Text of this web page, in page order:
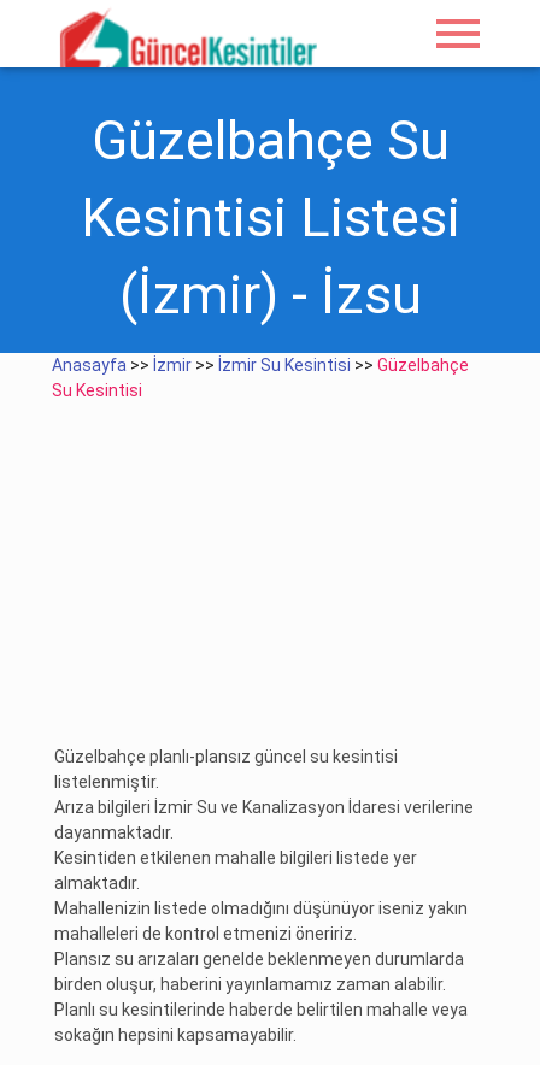
menu
Güzelbahçe Su
Kesintisi Listesi
(İzmir) - İzsu
Anasayfa >> İzmir >> İzmir Su Kesintisi >>Güzelbahçe
Su Kesintisi
Güzelbahçe planlı-plansız güncel su kesintisi
listelenmiştir.
Arıza bilgileri İzmir Su ve Kanalizasyon İdaresi verilerine
dayanmaktadır.
Kesintiden etkilenen mahalle bilgileri listede yer
almaktadır.
Mahallenizin listede olmadığını düşünüyor iseniz yakın
mahalleleri de kontrol etmenizi öneririz.
Plansız su arızaları genelde beklenmeyen durumlarda
birden oluşur, haberini yayınlamamız zaman alabilir.
Planlı su kesintilerinde haberde belirtilen mahalle veya
sokağın hepsini kapsamayabilir.